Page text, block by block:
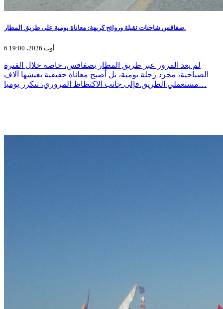
صفاقس شاحنات ثقيلة وروائح كريهة: معاناة يومية على طريق المطار.
6 أوت 2026، 19:00
لم يعد المرور عبر طريق المطار بصفاقس، خاصة خلال الفترة
الصباحية، مجرد رحلة يومية، بل أصبح معاناة حقيقية يعيشها آلاف
مستعملي الطريق.فإلى جانب الاكتظاظ المروري، تتكرر يوميا…